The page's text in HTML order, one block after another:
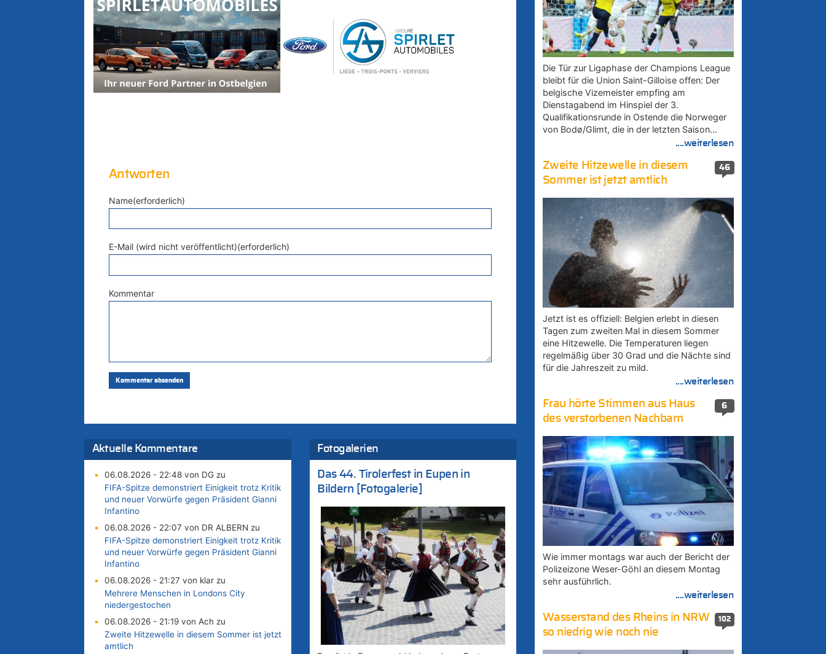
Antworten
Name(erforderlich)
E-Mail (wird nicht veröffentlicht)(erforderlich)
Kommentar
Aktuelle Kommentare
06.08.2026 - 22:48 von DG zu
FIFA-Spitze demonstriert Einigkeit trotz Kritik
und neuer Vorwürfe gegen Präsident Gianni
Infantino
06.08.2026 - 22:07 von DR ALBERN zu
FIFA-Spitze demonstriert Einigkeit trotz Kritik
und neuer Vorwürfe gegen Präsident Gianni
Infantino
06.08.2026 - 21:27 von klar zu
Mehrere Menschen in Londons City
niedergestochen
06.08.2026 - 21:19 von Ach zu
Zweite Hitzewelle in diesem Sommer ist jetzt
amtlich
Fotogalerien
Das 44. Tirolerfest in Eupen in
Bildern [Fotogalerie]
Die Tür zur Ligaphase der Champions League
bleibt für die Union Saint-Gilloise offen: Der
belgische Vizemeister empfing am
Dienstagabend im Hinspiel der 3.
Qualifikationsrunde in Ostende die Norweger
von Bodø/Glimt, die in der letzten Saison…
....weiterlesen
46
Zweite Hitzewelle in diesem
Sommer ist jetzt amtlich
Jetzt ist es offiziell: Belgien erlebt in diesen
Tagen zum zweiten Mal in diesem Sommer
eine Hitzewelle. Die Temperaturen liegen
regelmäßig über 30 Grad und die Nächte sind
für die Jahreszeit zu mild.
....weiterlesen
6
Frau hörte Stimmen aus Haus
des verstorbenen Nachbarn
Wie immer montags war auch der Bericht der
Polizeizone Weser-Göhl an diesem Montag
sehr ausführlich.
....weiterlesen
102
Wasserstand des Rheins in NRW
so niedrig wie noch nie